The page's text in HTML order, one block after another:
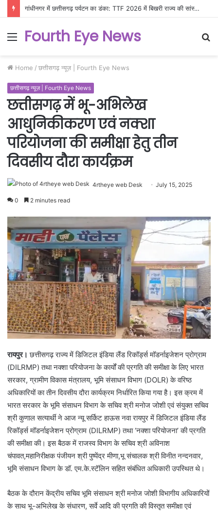
गांधीनगर में छत्तीसगढ़ पर्यटन का डंका: TTF 2026 में बिखरी राज्य की सांस्कृतिक और प्राकृतिक छटा
Menu
Fourth Eye News
Home / छत्तीसगढ़ न्यूज़ | Fourth Eye News
छत्तीसगढ़ न्यूज़ | Fourth Eye News
छत्तीसगढ़ में भू-अभिलेख
आधुनिकीकरण एवं नक्शा
परियोजना की समीक्षा हेतु तीन
दिवसीय दौरा कार्यक्रम
4rtheye web Desk July 15, 2025
0 2 minutes read
रायपुर। छत्तीसगढ़ राज्य में डिजिटल इंडिया लैंड रिकॉर्ड्स मॉडर्नाइजेशन प्रोग्राम
(DILRMP) तथा नक्शा परियोजना के कार्यों की प्रगति की समीक्षा के लिए भारत
सरकार, ग्रामीण विकास मंत्रालय, भूमि संसाधन विभाग (DOLR) के वरिष्ठ
अधिकारियों का तीन दिवसीय दौरा कार्यक्रम निर्धारित किया गया है। इस क्रम में
भारत सरकार के भूमि संसाधन विभाग के सचिव श्री मनोज जोशी एवं संयुक्त सचिव
श्री कुणाल सत्यार्थी ने आज न्यू सर्किट हाऊस नवा रायपुर में डिजिटल इंडिया लैंड
रिकॉर्ड्स मॉडर्नाइजेशन प्रोग्राम (DILRMP) तथा ‘नक्शा परियोजना’ की प्रगति
की समीक्षा की। इस बैठक में राजस्व विभाग के सचिव श्री अविनाश
चंपावत,महानिरीक्षक पंजीयन श्री पुष्पेंद्र मीणा,भू संचालक श्री विनीत नन्दनवार,
भूमि संसाधन विभाग के डॉ. एम.के.स्टॅलिन सहित संबंधित अधिकारी उपस्थित थे।
बैठक के दौरान केंद्रीय सचिव भूमि संसाधन श्री मनोज जोशी विभागीय अधिकारियों
के साथ भू-अभिलेख के संधारण, सर्वे आदि की प्रगति की विस्तृत समीक्षा एवं